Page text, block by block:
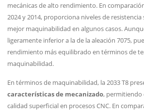
mecánicas de alto rendimiento. En
2024 y 2014, proporciona niveles de
mejor maquinabilidad en algunos casos.
ligeramente inferior a la de la aleación 7075,
rendimiento más equilibrado en términos de
maquinabilidad.
En términos de maquinabilidad, la 2033 T8
características de mecanizado, permitiendo
calidad superficial en procesos CNC. En